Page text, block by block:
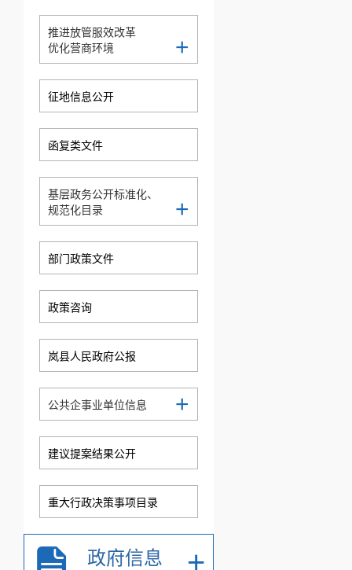
推进放管服效改革
优化营商环境
+
征地信息公开
函复类文件
基层政务公开标准化、
规范化目录
+
部门政策文件
政策咨询
岚县人民政府公报
公共企事业单位信息 +
建议提案结果公开
重大行政决策事项目录
政府信息 +